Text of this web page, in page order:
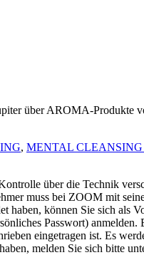
über AROMA-Produkte
, MENTAL
über die Technik
muss bei ZOOM mit
haben, können Sie sich als
Passwort) anmelden.
eingetragen ist. Es
melden Sie sich bitte